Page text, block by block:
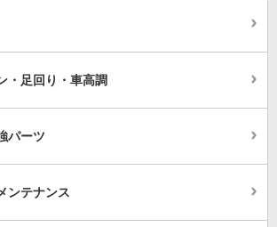
・足回り・車高調
パーツ
ンテナンス